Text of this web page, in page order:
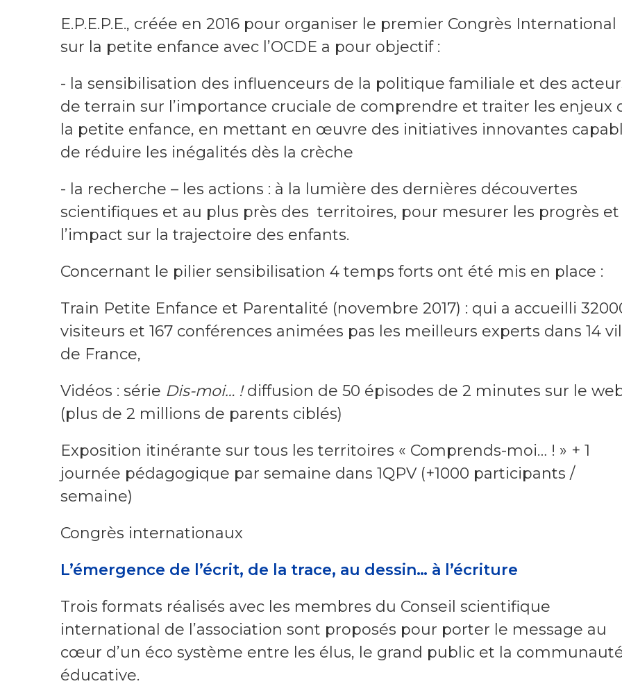
E.P.E.P.E., créée en 2016 pour organiser le premier Congrès International
sur la petite enfance avec l’OCDE a pour objectif :
- la sensibilisation des influenceurs de la politique familiale et des
de terrain sur l’importance cruciale de comprendre et traiter les enjeux
la petite enfance, en mettant en œuvre des initiatives innovantes
de réduire les inégalités dès la crèche
- la recherche – les actions : à la lumière des dernières découvertes
scientifiques et au plus près des territoires, pour mesurer les progrès et
l’impact sur la trajectoire des enfants.
Concernant le pilier sensibilisation 4 temps forts ont été mis en place :
Train Petite Enfance et Parentalité (novembre 2017) : qui a accueilli
visiteurs et 167 conférences animées pas les meilleurs experts dans 14
de France,
Vidéos : série Dis-moi… !diffusion de 50 épisodes de 2 minutes sur le
(plus de 2 millions de parents ciblés)
Exposition itinérante sur tous les territoires « Comprends-moi… ! » + 1
journée pédagogique par semaine dans 1QPV (+1000 participants /
semaine)
Congrès internationaux
L’émergence de l’écrit, de la trace, au dessin… à l’écriture
Trois formats réalisés avec les membres du Conseil scientifique
international de l’association sont proposés pour porter le message au
cœur d’un éco système entre les élus, le grand public et la
éducative.